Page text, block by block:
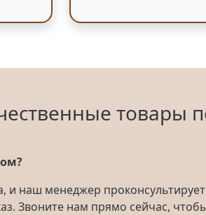
товары
и наш менеджер
Звоните нам прямо сейчас,